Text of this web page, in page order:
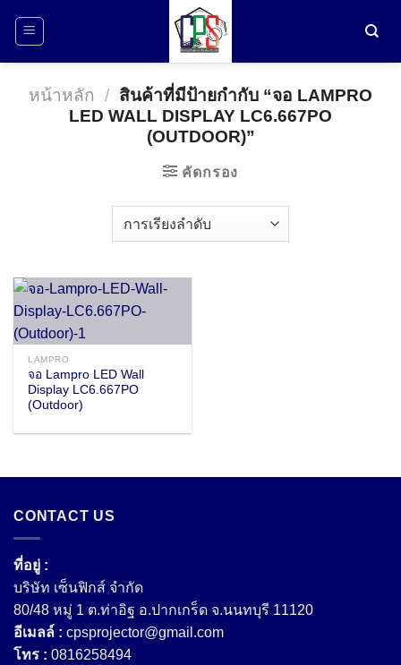
หน้าหลัก / สินค้าที่มีป้ายกำกับ “จอ LAMPRO
LED WALL DISPLAY LC6.667PO
(OUTDOOR)”
คัดกรอง
LAMPRO
จอ Lampro LED Wall
Display LC6.667PO
(Outdoor)
CONTACT US
ที่อยู่ :
บริษัท เซ็นฟิกส์ จํากัด
80/48 หมู่ 1 ต.ท่าอิฐ อ.ปากเกร็ด จ.นนทบุรี 11120
อีเมลล์ : cpsprojector@gmail.com
โทร : 0816258494